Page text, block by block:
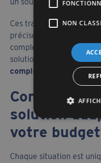
Ces traitements
précise, parfois
complémentaires, mais
solution de
restauration
complète
pensée pour
Comment
solution
votre
Chaque situation est
NON